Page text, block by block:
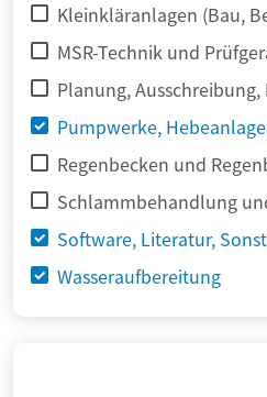
Kleinkläranlagen (Bau,
MSR-Technik und
Planung,
Pumpwerke,
Regenbecken und
Schlammbehandlung
Software, Literatur,
Wasseraufbereitung